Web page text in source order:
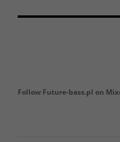
Follow Future-bass.pl on